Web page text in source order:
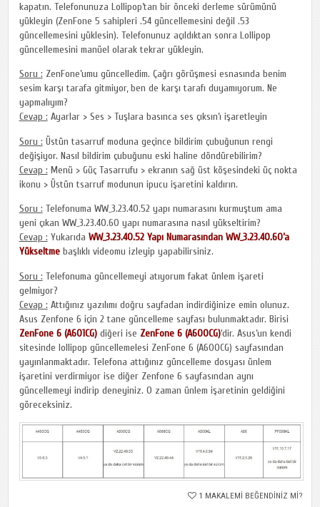
kapatın. Telefonunuza Lollipop’tan bir önceki derleme sürümünü
yükleyin (ZenFone 5 sahipleri .54 güncellemesini değil .53
güncellemesini yüklesin). Telefonunuz açıldıktan sonra Lollipop
güncellemesini manüel olarak tekrar yükleyin.
Soru : ZenFone’umu güncelledim. Çağrı görüşmesi esnasında benim
sesim karşı tarafa gitmiyor, ben de karşı tarafı duyamıyorum. Ne
yapmalıyım?
Cevap : Ayarlar > Ses > Tuşlara basınca ses çıksın’ı işaretleyin
Soru : Üstün tasarruf moduna geçince bildirim çubuğunun rengi
değişiyor. Nasıl bildirim çubuğunu eski haline döndürebilirim?
Cevap : Menü > Güç Tasarrufu > ekranın sağ üst köşesindeki üç nokta
ikonu > Üstün tsarruf modunun ipucu işaretini kaldırın.
Soru : Telefonuma WW_3.23.40.52 yapı numarasını kurmuştum ama
yeni çıkan WW_3.23.40.60 yapı numarasına nasıl yükseltirim?
Cevap : Yukarıda WW_3.23.40.52 Yapı Numarasından WW_3.23.40.60’a
Yükseltmebaşlıklı videomu izleyip yapabilirsiniz.
Soru : Telefonuma güncellemeyi atıyorum fakat ünlem işareti
gelmiyor?
Cevap : Attığınız yazılımı doğru sayfadan indirdiğinize emin olunuz.
Asus Zenfone 6 için 2 tane güncelleme sayfası bulunmaktadır. Birisi
ZenFone 6 (A601CG)diğeri ise ZenFone 6 (A600CG)‘dir. Asus’un kendi
sitesinde lollipop güncellemelesi ZenFone 6 (A600CG) sayfasından
yayınlanmaktadır. Telefona attığınız güncelleme dosyası ünlem
işaretini verdirmiyor ise diğer Zenfone 6 sayfasından aynı
güncellemeyi indirip deneyiniz. O zaman ünlem işaretinin geldiğini
göreceksiniz.
1 MAKALEMI BEĞENDINIZ MI?